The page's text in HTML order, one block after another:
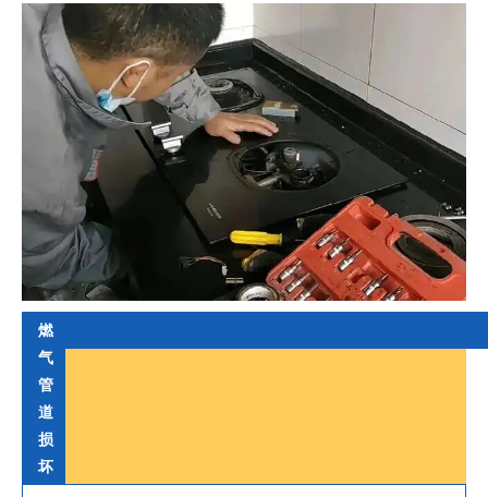
燃
气
管
道
损
坏